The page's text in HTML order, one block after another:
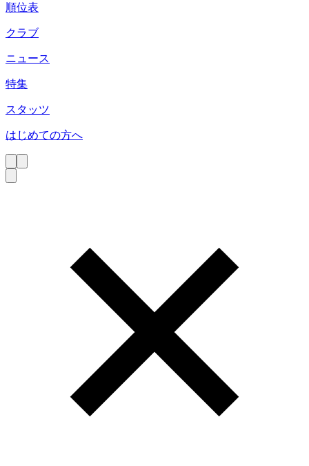
順位表
クラブ
ニュース
特集
スタッツ
はじめての方へ